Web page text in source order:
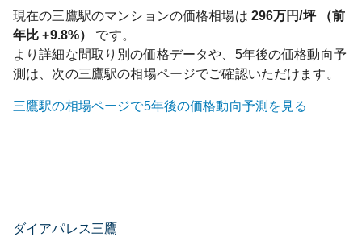
現在の三鷹駅のマンションの価格相場は 296万円/坪 （前
年比+9.8%）
です。
より詳細な間取り別の価格データや、5年後の価格動向予
測は、次の三鷹駅の相場ページでご確認いただけます。
三鷹駅の相場ページで5年後の価格動向予測を見る
ダイアパレス三鷹